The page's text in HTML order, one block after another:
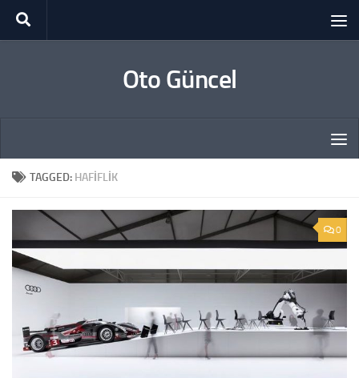
Skip to content
Oto Güncel
TAGGED: HAFIFLIK
0